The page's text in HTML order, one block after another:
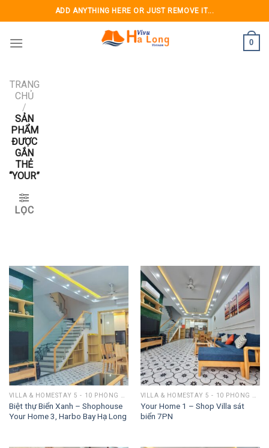
to
content
ADD ANYTHING HERE OR JUST REMOVE IT...
0
TRANG
CHỦ
/
SẢN
PHẨM
ĐƯỢC
GẮN
THẺ
“YOUR”
LỌC
Biệt thự Biển Xanh – Shophouse
Your Home 3, Harbo Bay Hạ Long
Your Home 1 – Shop Villa sát
biển 7PN